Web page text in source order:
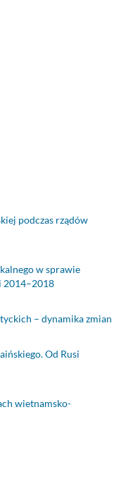
podczas rządów
w sprawie
2014–2018
– dynamika zmian
Od Rusi
wietnamsko-